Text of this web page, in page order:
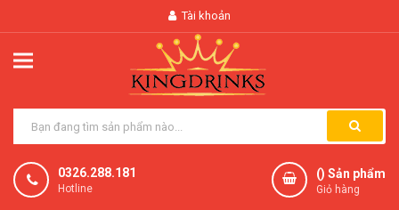
Tài khoản
0326.288.181
Hotline
() Sản phẩm
Giỏ hàng